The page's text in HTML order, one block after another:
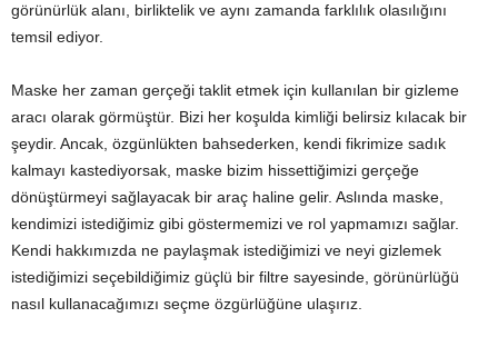
görünürlük alanı, birliktelik ve aynı zamanda farklılık olasılığını
temsil ediyor.
Maske her zaman gerçeği taklit etmek için kullanılan bir gizleme
aracı olarak görmüştür. Bizi her koşulda kimliği belirsiz kılacak bir
şeydir. Ancak, özgünlükten bahsederken, kendi fikrimize sadık
kalmayı kastediyorsak, maske bizim hissettiğimizi gerçeğe
dönüştürmeyi sağlayacak bir araç haline gelir. Aslında maske,
kendimizi istediğimiz gibi göstermemizi ve rol yapmamızı sağlar.
Kendi hakkımızda ne paylaşmak istediğimizi ve neyi gizlemek
istediğimizi seçebildiğimiz güçlü bir filtre sayesinde, görünürlüğü
nasıl kullanacağımızı seçme özgürlüğüne ulaşırız.